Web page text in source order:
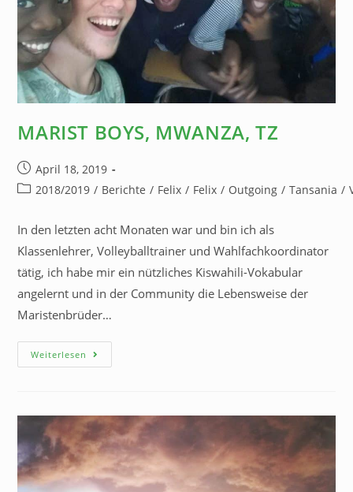
MARIST BOYS, MWANZA, TZ
April 18, 2019
2018/2019 / Berichte / Felix / Felix / Outgoing / Tansania /
In den letzten acht Monaten war und bin ich als
Klassenlehrer, Volleyballtrainer und Wahlfachkoordinator
tätig, ich habe mir ein nützliches Kiswahili-Vokabular
angelernt und in der Community die Lebensweise der
Maristenbrüder…
Weiterlesen